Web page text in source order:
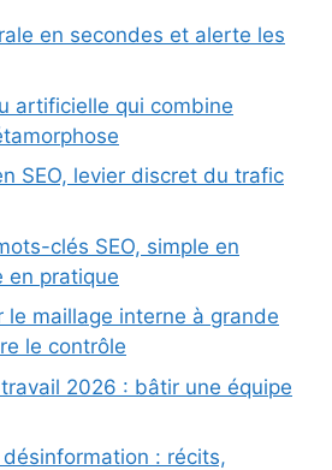
en secondes et alerte les
artificielle qui combine
SEO, levier discret du trafic
clés SEO, simple en
en pratique
le maillage interne à grande
le contrôle
2026 : bâtir une équipe
: récits,